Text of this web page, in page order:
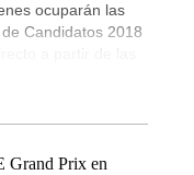
ocuparán las
Candidatos 2018
a partir de las
Grand Prix en